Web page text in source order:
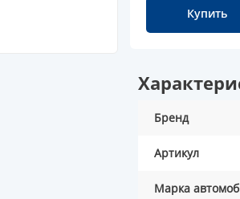
Купить
Бренд
Артикул
Марка